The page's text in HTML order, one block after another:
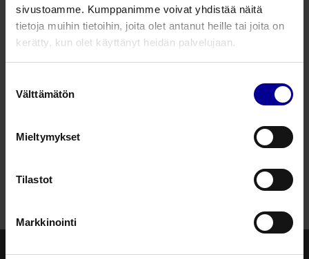
sivustoamme. Kumppanimme voivat yhdistää näitä
tietoja muihin tietoihin, joita olet antanut heille tai joita on
kerätty, kun olet käyttänyt heidän palvelujaan.
valinta
Välttämätön
Mieltymykset
Tilastot
Markkinointi
Lukitsee hajut itseensä